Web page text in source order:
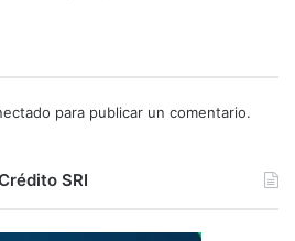
para publicar un comentario.
SRI